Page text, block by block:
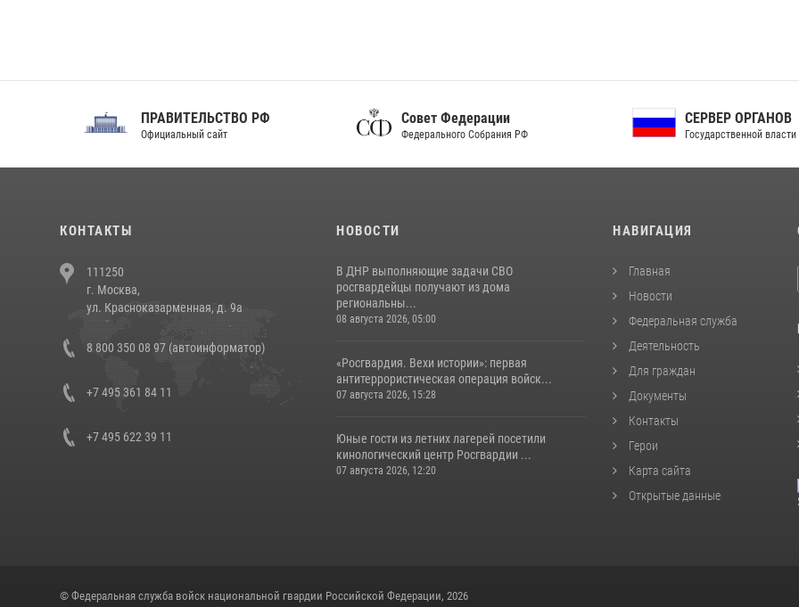
ПРАВИТЕЛЬСТВО РФ
Официальный сайт
Совет Федерации
Федерального Собрания РФ
СЕРВЕР ОРГАНОВ
Государственной власти РФ
КОНТАКТЫ
111250
г. Москва,
ул. Красноказарменная, д. 9а
8 800 350 08 97 (автоинформатор)
+7 495 361 84 11
+7 495 622 39 11
НОВОСТИ
В ДНР выполняющие задачи СВО
росгвардейцы получают из дома
региональны...
08 августа 2026, 05:00
«Росгвардия. Вехи истории»: первая
антитеррористическая операция войск...
07 августа 2026, 15:28
Юные гости из летних лагерей посетили
кинологический центр Росгвардии ...
07 августа 2026, 12:20
НАВИГАЦИЯ
Главная
Новости
Федеральная служба
Деятельность
Для граждан
Документы
Контакты
Герои
Карта сайта
Открытые данные
© Федеральная служба войск национальной гвардии Российской Федерации, 2026